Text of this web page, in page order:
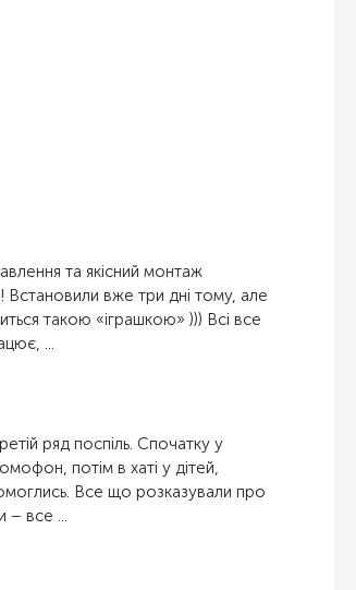
та якісний монтаж
вже три дні тому, але
такою «іграшкою» ))) Всі все
...
ряд поспіль. Спочатку у
потім в хаті у дітей,
Все що розказували про
– все ...